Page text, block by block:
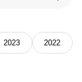
2023 2022